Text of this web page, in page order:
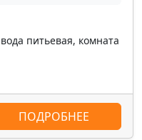
питьевая, комната
ПОДРОБНЕЕ